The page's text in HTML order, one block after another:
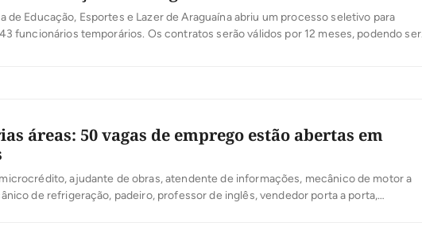
de Educação, Esportes e Lazer de Araguaína abriu um processo seletivo para
funcionários temporários. Os contratos serão válidos por 12 meses, podendo ser
áreas: 50 vagas de emprego estão abertas em
ajudante de obras, atendente de informações, mecânico de motor a
de refrigeração, padeiro, professor de inglês, vendedor porta a porta,